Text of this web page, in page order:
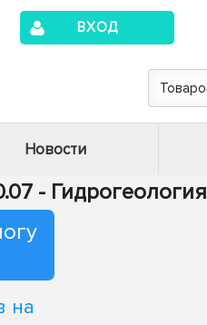
ВХОД
Новости
- Гидрогеология
на